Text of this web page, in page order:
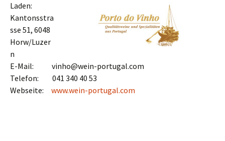
Laden:
Kantonsstra
sse 51, 6048
Horw/Luzer
n
E-Mail: vinho@wein-portugal.com
Telefon: 041 340 40 53
Webseite:
www.wein-portugal.com